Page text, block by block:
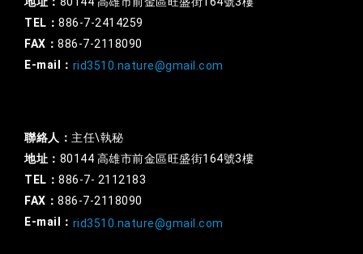
TEL： 886-7-2414259
FAX： 886-7-2118090
E-mail： rid3510.nature@gmail.com
聯絡人： 主任\執秘
地址： 80144 高雄市前金區旺盛街164號3樓
TEL： 886-7- 2112183
FAX： 886-7-2118090
E-mail： rid3510.nature@gmail.com